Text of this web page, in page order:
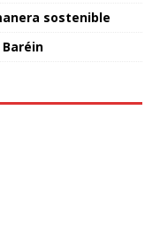
sostenible